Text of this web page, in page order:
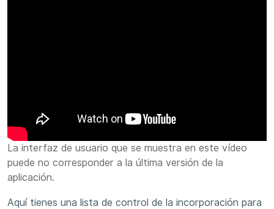
La interfaz de usuario que se muestra en este vídeo
puede no corresponder a la última versión de la
aplicación.
Aquí tienes una lista de control de la incorporación para